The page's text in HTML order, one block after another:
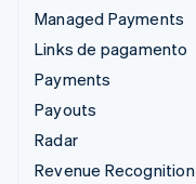
Managed Payments
Links de pagamento
Payments
Payouts
Radar
Revenue Recognition